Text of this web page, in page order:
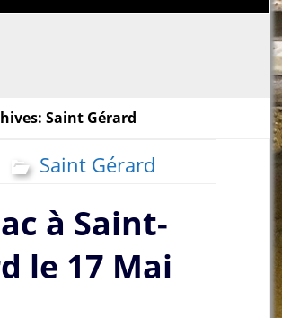
Saint Gérard
Saint Gérard
à Saint-
le 17 Mai